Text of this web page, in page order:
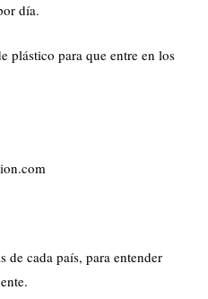
día.
plástico para que entre en los
de cada país, para entender